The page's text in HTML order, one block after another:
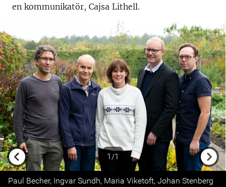
en kommunikatör, Cajsa Lithell.
1/1
Previous
Paul Becher, Ingvar Sundh, Maria Viketoft, Johan Stenberg